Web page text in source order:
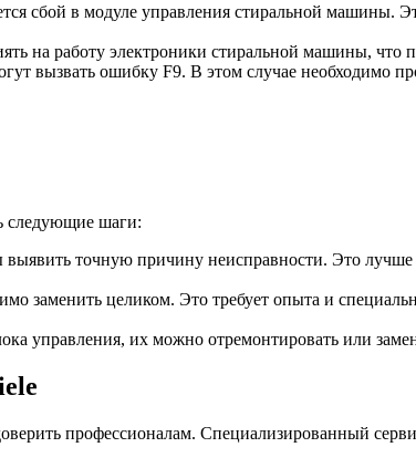
сбой в модуле управления стиральной машины.
на работу электроники стиральной машины, что
вызвать ошибку F9. В этом случае необходимо
следующие шаги:
точную причину неисправности. Это
заменить целиком. Это требует опыта и
управления, их можно отремонтировать или
профессионалам. Специализированный